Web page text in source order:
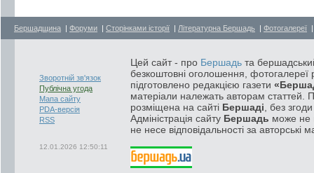
Бершадщина | Форуми | Сторінками історії | Літературна Бершадь | Фотогалереї
Зворотній зв'язок
Публічна угода
Мапа сайту
PDA-версія
RSS
12.01.2026 12:50:11
Цей сайт - про Бершадь та
безкоштовні оголошення, фотогалереї
підготовлено редакцією газети
матеріали належать авторам статтей.
розміщена на сайті Бершаді , без
Адміністрація сайту Бершадь може не
не несе відповідальності за авторські